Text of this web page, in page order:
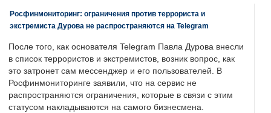
Росфинмониторинг: ограничения против террориста и
экстремиста Дурова не распространяются на Telegram
После того, как основателя Telegram Павла Дурова внесли
в список террористов и экстремистов, возник вопрос, как
это затронет сам мессенджер и его пользователей. В
Росфинмониторинге заявили, что на сервис не
распространяются ограничения, которые в связи с этим
статусом накладываются на самого бизнесмена.